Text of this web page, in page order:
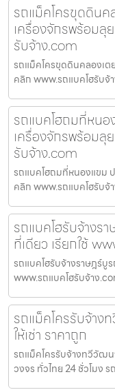
รถแม็คโครขุดดินค
เครื่องจักรพร้อมลุ
รับจ้าง.com
รถแม็คโครขุดดินคลองเต
คลิก www.รถแบคโฮรับจ้
รถแบคโฮถมที่หนอ
เครื่องจักรพร้อมลุ
รับจ้าง.com
รถแบคโฮถมที่หนองแขม
คลิก www.รถแบคโฮรับจ้
รถแบคโฮรับจ้างร
ที่เดียว เรียกใช้
รถแบคโฮรับจ้างราษฎร์บู
www.รถแบคโฮรับจ้าง
รถแม็คโครรับจ้าง
ให้เช่า ราคาถูก
รถแม็คโครรับจ้างทวีวัฒน
วงจร ทั่วไทย 24 ชั่วโมง